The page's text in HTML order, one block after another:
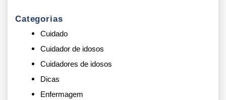
Categorias
Cuidado
Cuidador de idosos
Cuidadores de idosos
Dicas
Enfermagem